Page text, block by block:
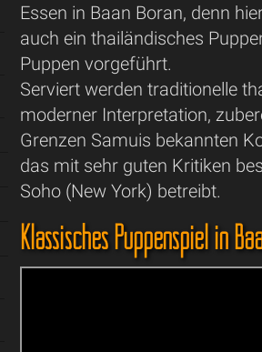
Essen in Baan Boran, denn
auch ein thailändisches
Puppen vorgeführt.
Serviert werden traditionelle
moderner Interpretation,
Grenzen Samuis bekannten
das mit sehr guten Kritiken
Soho (New York) betreibt.
Klassisches Puppenspiel in